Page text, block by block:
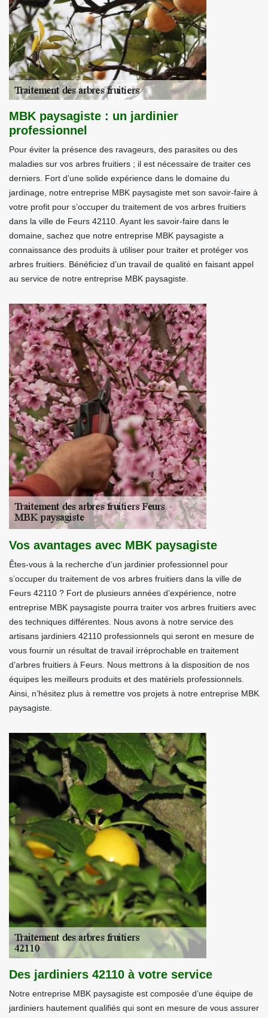
MBK paysagiste : un jardinier
professionnel
Pour éviter la présence des ravageurs, des parasites ou des
maladies sur vos arbres fruitiers ; il est nécessaire de traiter ces
derniers. Fort d’une solide expérience dans le domaine du
jardinage, notre entreprise MBK paysagiste met son savoir-faire à
votre profit pour s’occuper du traitement de vos arbres fruitiers
dans la ville de Feurs 42110. Ayant les savoir-faire dans le
domaine, sachez que notre entreprise MBK paysagiste a
connaissance des produits à utiliser pour traiter et protéger vos
arbres fruitiers. Bénéficiez d’un travail de qualité en faisant appel
au service de notre entreprise MBK paysagiste.
Vos avantages avec MBK paysagiste
Êtes-vous à la recherche d’un jardinier professionnel pour
s’occuper du traitement de vos arbres fruitiers dans la ville de
Feurs 42110 ? Fort de plusieurs années d’expérience, notre
entreprise MBK paysagiste pourra traiter vos arbres fruitiers avec
des techniques différentes. Nous avons à notre service des
artisans jardiniers 42110 professionnels qui seront en mesure de
vous fournir un résultat de travail irréprochable en traitement
d’arbres fruitiers à Feurs. Nous mettrons à la disposition de nos
équipes les meilleurs produits et des matériels professionnels.
Ainsi, n’hésitez plus à remettre vos projets à notre entreprise MBK
paysagiste.
Des jardiniers 42110 à votre service
Notre entreprise MBK paysagiste est composée d’une équipe de
jardiniers hautement qualifiés qui sont en mesure de vous assurer